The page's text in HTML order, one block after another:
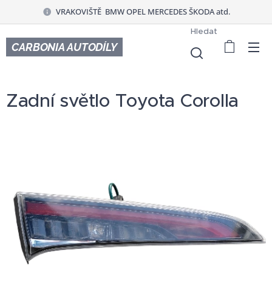
VRAKOVIŠTĚ BMW OPEL MERCEDES ŠKODA atd.
CARBONIA AUTODÍLY
Hledat
Zadní světlo Toyota Corolla